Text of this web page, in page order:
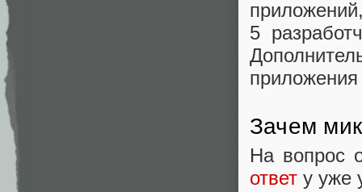
5
приложения
Зачем
На вопрос
ответ у уже